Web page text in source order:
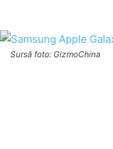
Sursă foto: GizmoChina